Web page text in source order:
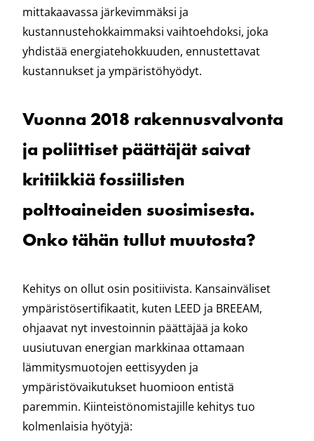
mittakaavassa järkevimmäksi ja
kustannustehokkaimmaksi vaihtoehdoksi, joka
yhdistää energiatehokkuuden, ennustettavat
kustannukset ja ympäristöhyödyt.
Vuonna 2018 rakennusvalvonta
ja poliittiset päättäjät saivat
kritiikkiä fossiilisten
polttoaineiden suosimisesta.
Onko tähän tullut muutosta?
Kehitys on ollut osin positiivista. Kansainväliset
ympäristösertifikaatit, kuten LEED ja BREEAM,
ohjaavat nyt investoinnin päättäjää ja koko
uusiutuvan energian markkinaa ottamaan
lämmitysmuotojen eettisyyden ja
ympäristövaikutukset huomioon entistä
paremmin. Kiinteistönomistajille kehitys tuo
kolmenlaisia hyötyjä: